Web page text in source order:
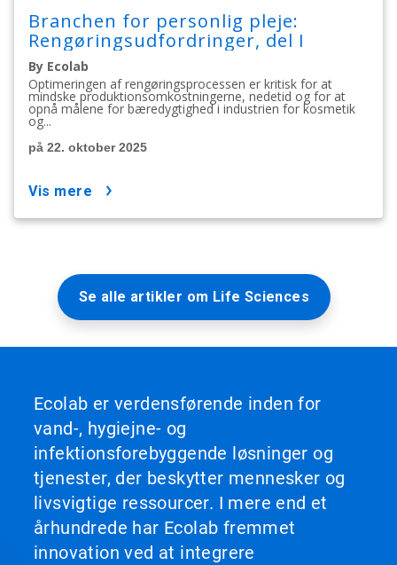
Branchen for personlig pleje:
Rengøringsudfordringer, del I
By Ecolab
Optimeringen af rengøringsprocessen er kritisk for at
mindske produktionsomkostningerne, nedetid og for at
opnå målene for bæredygtighed i industrien for kosmetik
og...
på 22. oktober 2025
vis mere
Se alle artikler om Life Sciences
Ecolab er verdensførende inden for
vand-, hygiejne- og
infektionsforebyggende løsninger og
tjenester, der beskytter mennesker og
livsvigtige ressourcer. I mere end et
århundrede har Ecolab fremmet
innovation ved at integrere